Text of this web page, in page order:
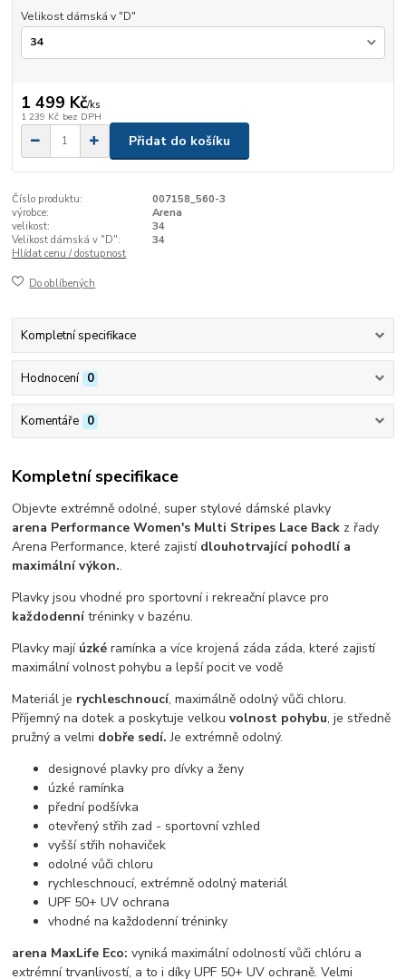
Velikost dámská v "D"
1 499 Kč/ks
1 239 Kč bez DPH
Přidat do košíku
Číslo produktu:
007158_560-3
výrobce:
Arena
velikost:
34
Velikost dámská v "D":
34
Hlídat cenu / dostupnost
Do oblíbených
Kompletní specifikace
Hodnocení 0
Komentáře 0
Kompletní specifikace
Objevte extrémně odolné, super stylové dámské plavky
arena Performance Women's Multi Stripes Lace Back z řady
Arena Performance, které zajistí dlouhotrvající pohodlí a
maximální výkon..
Plavky jsou vhodné pro sportovní i rekreační plavce pro
každodennítréninky v bazénu.
Plavky mají úzkéramínka a více krojená záda záda, které zajistí
maximální volnost pohybu a lepší pocit ve vodě
Materiál je rychleschnoucí, maximálně odolný vůči chloru.
Příjemný na dotek a poskytuje velkou volnost pohybu, je středně
pružný a velmi dobře sedí. Je extrémně odolný.
designové plavky pro dívky a ženy
úzké ramínka
přední podšívka
otevřený střih zad - sportovní vzhled
vyšší střih nohaviček
odolné vůči chloru
rychleschnoucí, extrémně odolný materiál
UPF 50+ UV ochrana
vhodné na každodenní tréninky
arena MaxLife Eco: vyniká maximální odolností vůči chlóru a
extrémní trvanlivostí, a to i díky UPF 50+ UV ochraně. Velmi